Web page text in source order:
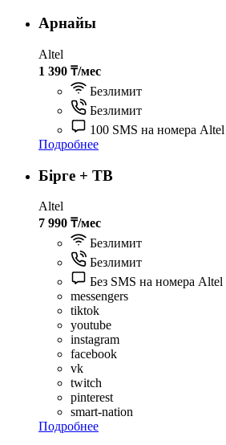
Арнайы
Altel
1 390 ₸/мес
Безлимит
Безлимит
100 SMS на номера Altel
Подробнее
Бірге + TВ
Altel
7 990 ₸/мес
Безлимит
Безлимит
Без SMS на номера Altel
messengers
tiktok
youtube
instagram
facebook
vk
twitch
pinterest
smart-nation
Подробнее